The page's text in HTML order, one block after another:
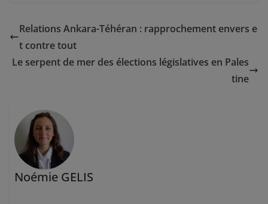
Relations Ankara-Téhéran : rapprochement envers e
t contre tout
Le serpent de mer des élections législatives en Pales
tine
Noémie GELIS